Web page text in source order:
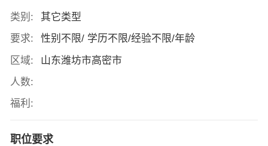
类别:
其它类型
要求:
性别不限/ 学历不限/经验不限/年龄
区域:
山东潍坊市高密市
人数:
福利:
职位要求